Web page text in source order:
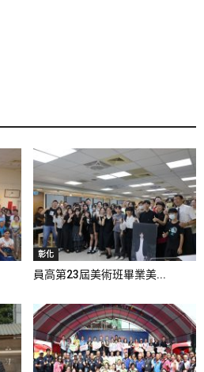
彰化
員高第23屆美術班畢業美...